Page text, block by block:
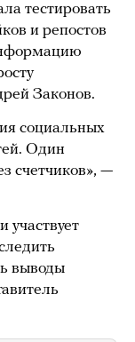
тестировать
и репостов
Законов.
социальных
Один
счетчиков», —
участвует
выводы